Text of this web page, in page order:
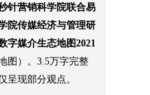
针营销科学院联合易
院传媒经济与管理研
字媒介生态地图2021
图）。3.5万字完整
呈现部分观点。